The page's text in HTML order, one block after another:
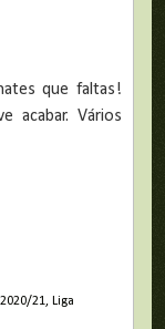
que faltas!
acabar. Vários
21, Liga